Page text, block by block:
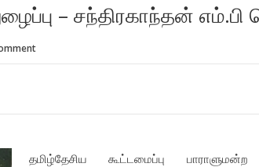
– சந்திரகாந்தன் எம்.பி
தமிழ்தேசிய கூட்டமைப்பு பாராளுமன்ற